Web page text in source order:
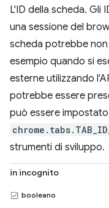
L'ID della scheda. Gli
una sessione del
scheda potrebbe
esempio quando si
esterne utilizzando
potrebbe essere
può essere
strumenti di sviluppo.
in incognito
booleano